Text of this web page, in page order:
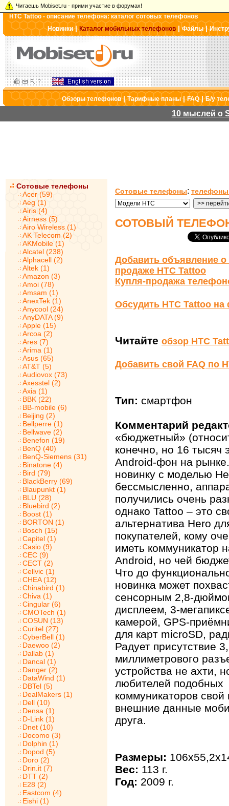
Читаешь Mobiset.ru - прими участие в форумах!
HTC Tattoo - описание телефона: каталог сотовых телефонов
Новинки|Каталог мобильных телефонов |Файлы|
Обзоры телефонов|Тарифные планы|FAQ|Б/у
10 мыслей о
Сотовые телефоны
Acer (59)
Aeg (1)
Airis (4)
Airness (5)
Airo Wireless (1)
AK Telecom (2)
AKMobile (1)
Alcatel (238)
Alphacell (2)
Altek (1)
Amazon (3)
Amoi (78)
Amsam (1)
AnexTek (1)
Anycool (24)
AnyDATA (9)
Apple (15)
Arcoa (2)
Ares (7)
Arima (1)
Asus (65)
AT&T (5)
Audiovox (73)
Axesstel (2)
Axia (1)
BBK (22)
BB-mobile (6)
Beijing (2)
Bellperre (1)
Bellwave (2)
Benefon (19)
BenQ (40)
BenQ-Siemens (31)
Binatone (4)
Bird (79)
BlackBerry (69)
Blaupunkt (1)
BLU (28)
Bluebird (2)
Boost (1)
BORTON (1)
Bosch (15)
Capitel (1)
Casio (9)
CEC (9)
CECT (2)
Cellvic (1)
CHEA (12)
Chinabird (1)
Chiva (1)
Cingular (6)
CMOTech (1)
COSUN (13)
Curitel (27)
CyberBell (1)
Daewoo (2)
Dallab (1)
Dancal (1)
Danger (2)
DataWind (1)
DBTel (5)
DealMakers (1)
Dell (10)
Densa (1)
D-Link (1)
Dnet (10)
Docomo (3)
Dolphin (1)
Dopod (5)
Doro (2)
Drin.it (7)
DTT (2)
E28 (2)
Eastcom (4)
Eishi (1)
Сотовые телефоны: телефоны
СОТОВЫЙ ТЕЛЕФОН
Добавить объявление о
продаже HTC Tattoo
Купля-продажа
Обсудить HTC Tattoo
Читайте обзор HTC
Добавить свой FAQ по
Тип: смартфон
Комментарий
«бюджетный»
конечно, но 16 тысяч
Android-фон на
новинку с моделью
бессмысленно,
получились очень
однако Tattoo – это
альтернатива Hero
покупателей, кому
иметь коммуникатор
Android, но чей
Что до
новинка может
сенсорным 2,8-
дисплеем, 3-
камерой, GPS-
для карт microSD,
Радует присутствие
миллиметрового
устройства не ахти,
любителей подобных
коммуникаторов свой
внешние данные
друга.
Размеры:
Вес: 113 г.
Год: 2009 г.